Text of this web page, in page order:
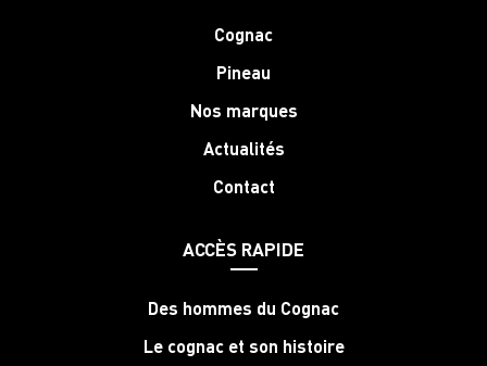
Cognac
Pineau
Nos marques
Actualités
Contact
ACCÈS RAPIDE
Des hommes du Cognac
Le cognac et son histoire